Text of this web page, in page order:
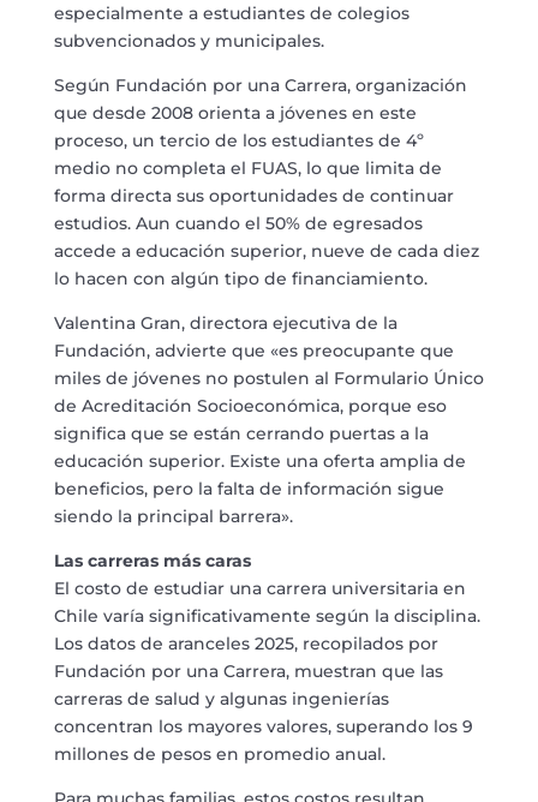
especialmente a estudiantes de colegios
subvencionados y municipales.
Según Fundación por una Carrera, organización
que desde 2008 orienta a jóvenes en este
proceso, un tercio de los estudiantes de 4º
medio no completa el FUAS, lo que limita de
forma directa sus oportunidades de continuar
estudios. Aun cuando el 50% de egresados
accede a educación superior, nueve de cada diez
lo hacen con algún tipo de financiamiento.
Valentina Gran, directora ejecutiva de la
Fundación, advierte que «es preocupante que
miles de jóvenes no postulen al Formulario Único
de Acreditación Socioeconómica, porque eso
significa que se están cerrando puertas a la
educación superior. Existe una oferta amplia de
beneficios, pero la falta de información sigue
siendo la principal barrera».
Las carreras más caras
El costo de estudiar una carrera universitaria en
Chile varía significativamente según la disciplina.
Los datos de aranceles 2025, recopilados por
Fundación por una Carrera, muestran que las
carreras de salud y algunas ingenierías
concentran los mayores valores, superando los 9
millones de pesos en promedio anual.